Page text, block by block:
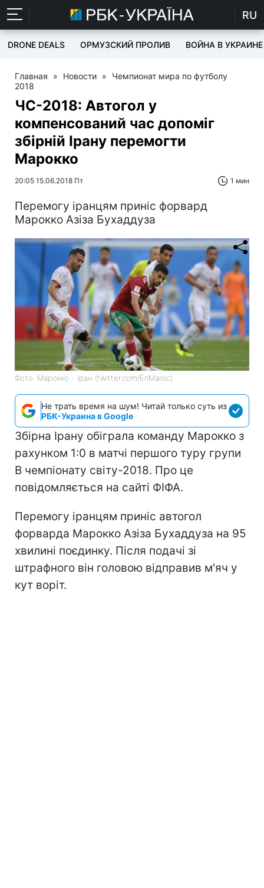
RU
DRONE DEALS ОРМУЗСКИЙ ПРОЛИВ ВОЙНА В УКРАИНЕ
Главная » Новости »
Чемпионат мира по футболу
2018
ЧС-2018: Автогол у
компенсований час допоміг
збірній Ірану перемогти
Марокко
20:05 15.06.2018 Пт 1 мин
Перемогу іранцям приніс форвард
Марокко Азіза Бухаддуза
Фото: Марокко - Іран (twitter.com/EnMaroc)
Не трать время на шум! Читай только суть из
РБК-Украина в Google
Збірна Ірану обіграла команду Марокко з
рахунком 1:0 в матчі першого туру групи
B чемпіонату світу-2018. Про це
повідомляється на сайті ФІФА.
Перемогу іранцям приніс автогол
форварда Марокко Азіза Бухаддуза на 95
хвилині поєдинку. Після подачі зі
штрафного він головою відправив м'яч у
кут воріт.